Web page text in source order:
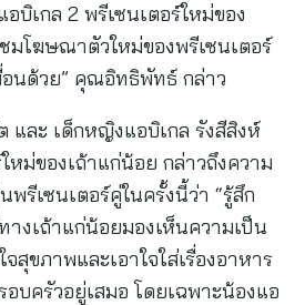
บิเกล 2 พรีเซนเตอร์ใหม่ของ
มโฆษณาตัวใหม่ของพรีเซนเตอร์
อนด้วย” คุณอิทธิพัทธ์ กล่าว
และ เด็กหญิงแอบิเกล รังสีสิงห์
ม่ของเถ้าแก่น้อย กล่าวถึงความ
พรีเซนเตอร์คู่ในครั้งนี้ว่า “รู้สึก
างเถ้าแก่น้อยมองเห็นความเป็น
สุขภาพและเอาใจใส่เรื่องอาหาร
บครัวอยู่เสมอ โดยเฉพาะน้องแอ